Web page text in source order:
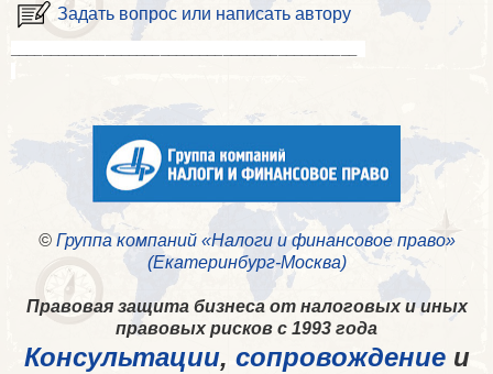
Задать вопрос или написать автору
© Группа компаний «Налоги и финансовое право»
(Екатеринбург-Москва)
Правовая защита бизнеса от налоговых и иных
правовых рисков с 1993 года
Консультации, сопровождениеи